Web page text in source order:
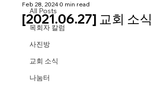
All Posts
목회자 칼럼
사진방
교회 소식
나눔터
[2021.06.27] 교회 소식
Feb 28, 20240 min read